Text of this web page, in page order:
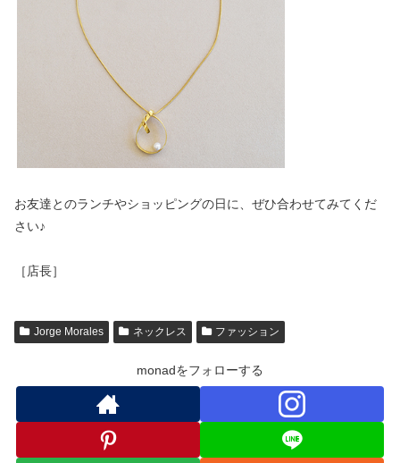
お友達とのランチやショッピングの日に、ぜひ合わせてみてくだ
さい♪
［店長］
Jorge Morales ネックレス ファッション
monadをフォローする